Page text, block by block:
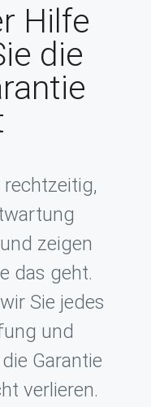
Hilfe
die
zeigen
das geht.
Sie jedes
und
Garantie
verlieren.